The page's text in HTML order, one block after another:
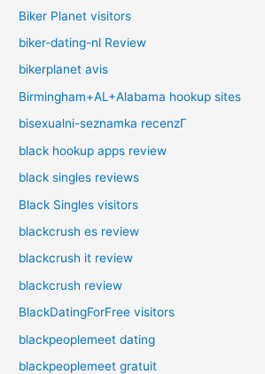
Biker Planet visitors
biker-dating-nl Review
bikerplanet avis
Birmingham+AL+Alabama hookup sites
bisexualni-seznamka recenzГ­
black hookup apps review
black singles reviews
Black Singles visitors
blackcrush es review
blackcrush it review
blackcrush review
BlackDatingForFree visitors
blackpeoplemeet dating
blackpeoplemeet gratuit